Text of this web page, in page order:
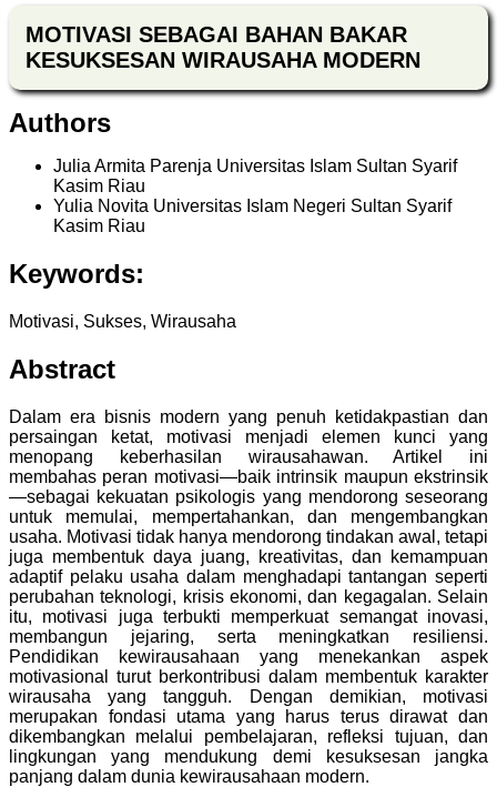
MOTIVASI SEBAGAI BAHAN BAKAR
KESUKSESAN WIRAUSAHA MODERN
Authors
Julia Armita Parenja Universitas Islam Sultan Syarif
Kasim Riau
Yulia Novita Universitas Islam Negeri Sultan Syarif
Kasim Riau
Keywords:
Motivasi, Sukses, Wirausaha
Abstract
Dalam era bisnis modern yang penuh ketidakpastian dan
persaingan ketat, motivasi menjadi elemen kunci yang
menopang keberhasilan wirausahawan. Artikel ini
membahas peran motivasi—baik intrinsik maupun ekstrinsik
—sebagai kekuatan psikologis yang mendorong seseorang
untuk memulai, mempertahankan, dan mengembangkan
usaha. Motivasi tidak hanya mendorong tindakan awal, tetapi
juga membentuk daya juang, kreativitas, dan kemampuan
adaptif pelaku usaha dalam menghadapi tantangan seperti
perubahan teknologi, krisis ekonomi, dan kegagalan. Selain
itu, motivasi juga terbukti memperkuat semangat inovasi,
membangun jejaring, serta meningkatkan resiliensi.
Pendidikan kewirausahaan yang menekankan aspek
motivasional turut berkontribusi dalam membentuk karakter
wirausaha yang tangguh. Dengan demikian, motivasi
merupakan fondasi utama yang harus terus dirawat dan
dikembangkan melalui pembelajaran, refleksi tujuan, dan
lingkungan yang mendukung demi kesuksesan jangka
panjang dalam dunia kewirausahaan modern.